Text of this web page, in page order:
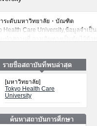
าระดับมหาวิทยาลัย・บัณฑิต
Care University,ข้อมูลจำเป็น
ำสถานที่,การเดินทางเป็นต้นไว้ด้วย
[มหาวิทยาลัย]
Tokyo Health Care
University